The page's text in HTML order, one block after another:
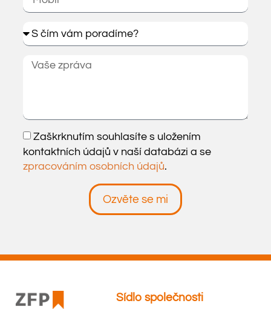
Zaškrknutím souhlasíte s uložením
kontaktních údajů v naší databázi a se
zpracováním osobních údajů.
Ozvěte se mi
Sídlo společnosti